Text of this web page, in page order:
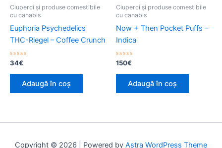
Ciuperci și produse comestibile
cu canabis
Euphoria Psychedelics
THC-Riegel – Coffee Crunch
Evaluat
0
34€
Adaugă în coș
Ciuperci și produse comestibile
cu canabis
Now + Then Pocket Puffs –
Indica
Evaluat
0
150€
Adaugă în coș
Copyright © 2026 | Powered by Astra WordPress Theme